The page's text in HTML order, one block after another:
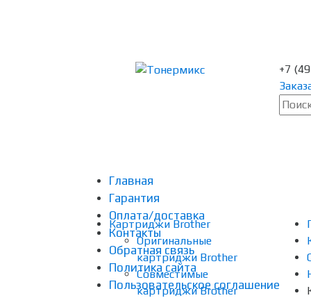
+7
Главная
Гарантия
Оплата/доставка
Контакты
Обратная связь
Политика сайта
Пользовательское соглашение
Картриджи Brother
Оригинальные
картриджи Brother
Совместимые
картриджи Brother